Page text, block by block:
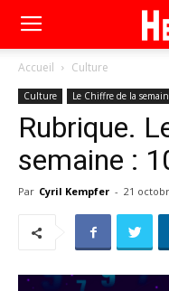
Accueil Culture
Culture Le Chiffre de la
Rubrique.
semaine :
Par Cyril Kempfer - 21